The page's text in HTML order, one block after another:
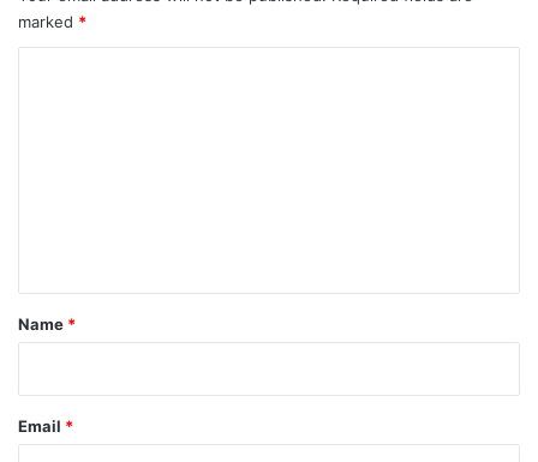
marked *
*
Name *
Email *